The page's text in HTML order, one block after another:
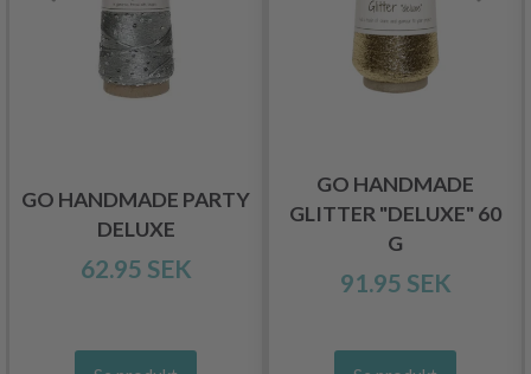
GO HANDMADE PARTY
DELUXE
62.95 SEK
GO HANDMADE
GLITTER "DELUXE" 60
G
91.95 SEK